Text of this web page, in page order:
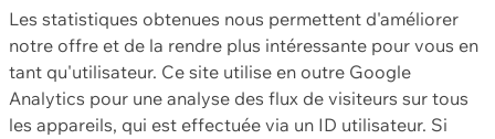
Les statistiques obtenues nous permettent d'améliorer
notre offre et de la rendre plus intéressante pour vous en
tant qu'utilisateur. Ce site utilise en outre Google
Analytics pour une analyse des flux de visiteurs sur tous
les appareils, qui est effectuée via un ID utilisateur. Si